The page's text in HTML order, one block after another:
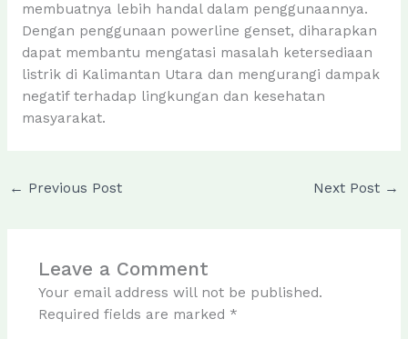
membuatnya lebih handal dalam penggunaannya.
Dengan penggunaan powerline genset, diharapkan
dapat membantu mengatasi masalah ketersediaan
listrik di Kalimantan Utara dan mengurangi dampak
negatif terhadap lingkungan dan kesehatan
masyarakat.
← Previous Post Next Post →
Leave a Comment
Your email address will not be published.
Required fields are marked *